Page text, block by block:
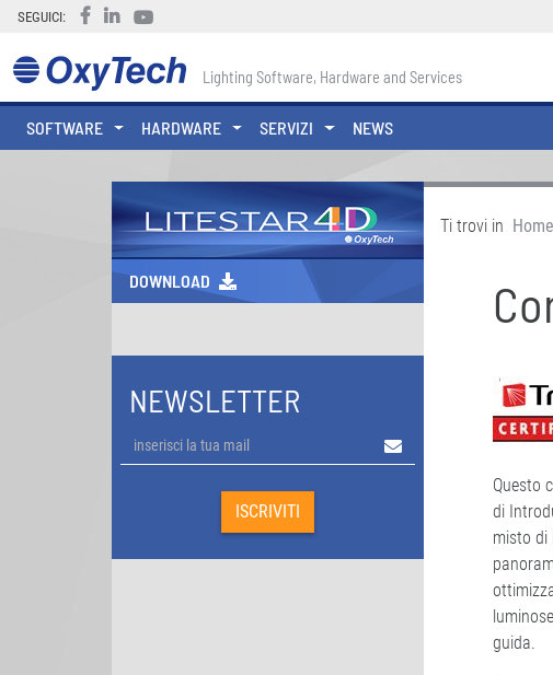
SEGUICI:
Lighting Software, Hardware and Services
SOFTWARE HARDWARE SERVIZI NEWS
DOWNLOAD
NEWSLETTER
Ti trovi in
Questo
di
misto di
guida.